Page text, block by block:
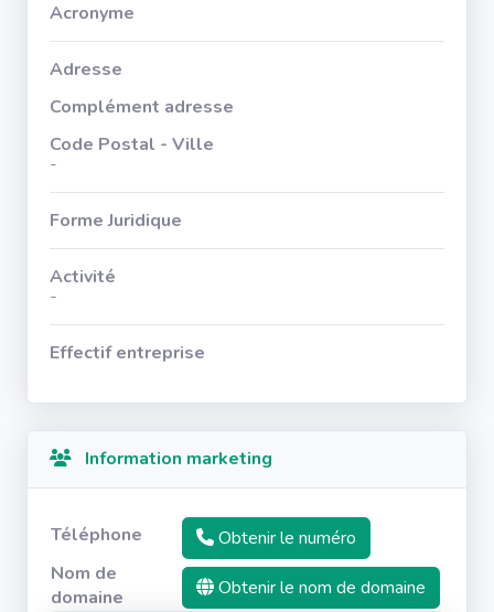
Acronyme
Adresse
Complément adresse
Code Postal - Ville
-
Forme Juridique
Activité
-
Effectif entreprise
Information marketing
Téléphone
Obtenir le numéro
Nom de
domaine
Obtenir le nom de domaine